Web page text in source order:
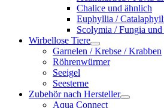
Chalice und ähnlich
Euphyllia /
Scolymia / Fungia
Wirbellose Tiere
Garnelen / Krebse / Krabben
Röhrenwürmer
Seeigel
Seesterne
Zubehör nach Hersteller
Aqua Connect